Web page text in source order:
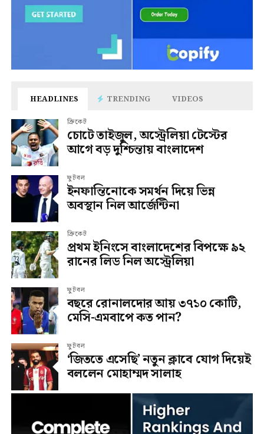
HEADLINES TRENDING VIDEOS
ক্রিকেট
চোটে তাইজুল, অস্ট্রেলিয়া টেস্টের
আগে বড় দুশ্চিন্তায় বাংলাদেশ
ফুটবল
ইনফান্তিনোকে সমর্থন দিয়ে ভিন্ন
অবস্থান নিল আর্জেন্টিনা
ক্রিকেট
প্রথম ইনিংসে বাংলাদেশের বিপক্ষে ৯২
রানের লিড নিল অস্ট্রেলিয়া
ফুটবল
বছরে রোনালদোর আয় ৩৭১০ কোটি,
মেসি-এমবাপে কত পান?
ফুটবল
‘জিততে এসেছি’ নতুন ক্লাবে যোগ দিয়েই
বললেন মোহাম্মদ সালাহ